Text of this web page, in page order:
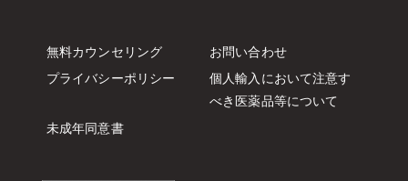
無料カウンセリング
お問い合わせ
プライバシーポリシー
個人輸入において注意す
べき 医薬品等について
未成年同意書